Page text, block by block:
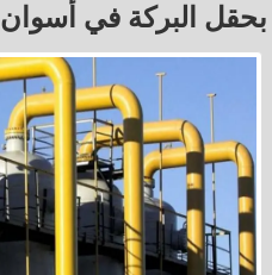
بحقل البركة في أسوان